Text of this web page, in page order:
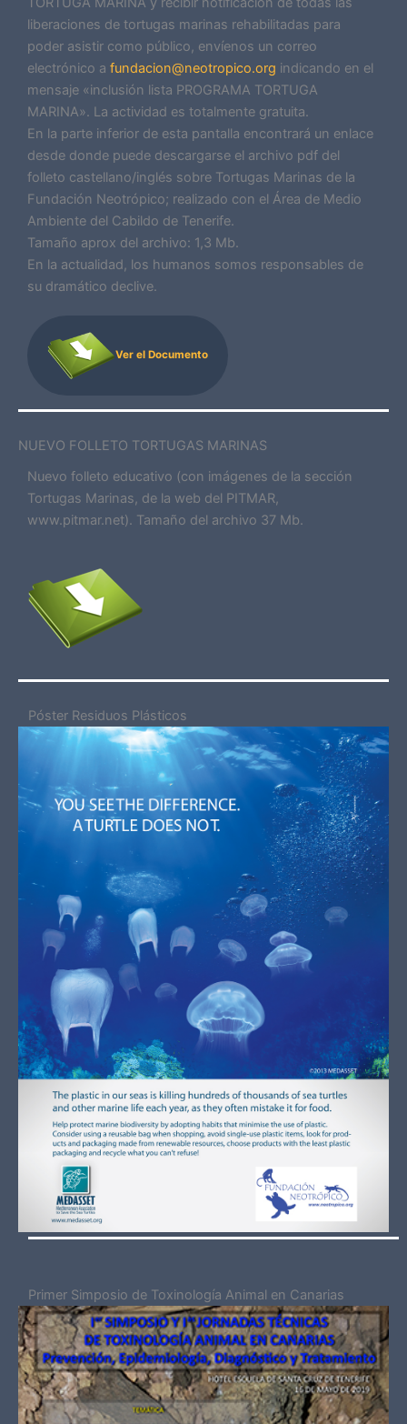
liberaciones de tortugas marinas rehabilitadas para
poder asistir como público, envíenos un correo
electrónico a fundacion@neotropico.org indicando en el
mensaje «inclusión lista PROGRAMA TORTUGA
MARINA». La actividad es totalmente gratuita.
En la parte inferior de esta pantalla encontrará un enlace
desde donde puede descargarse el archivo pdf del
folleto castellano/inglés sobre Tortugas Marinas de la
Fundación Neotrópico; realizado con el Área de Medio
Ambiente del Cabildo de Tenerife.
Tamaño aprox del archivo: 1,3 Mb.
En la actualidad, los humanos somos responsables de
su dramático declive.
Ver el Documento
NUEVO FOLLETO TORTUGAS MARINAS
Nuevo folleto educativo (con imágenes de la sección
Tortugas Marinas, de la web del PITMAR,
www.pitmar.net). Tamaño del archivo 37 Mb.
Póster Residuos Plásticos
Primer Simposio de Toxinología Animal en Canarias